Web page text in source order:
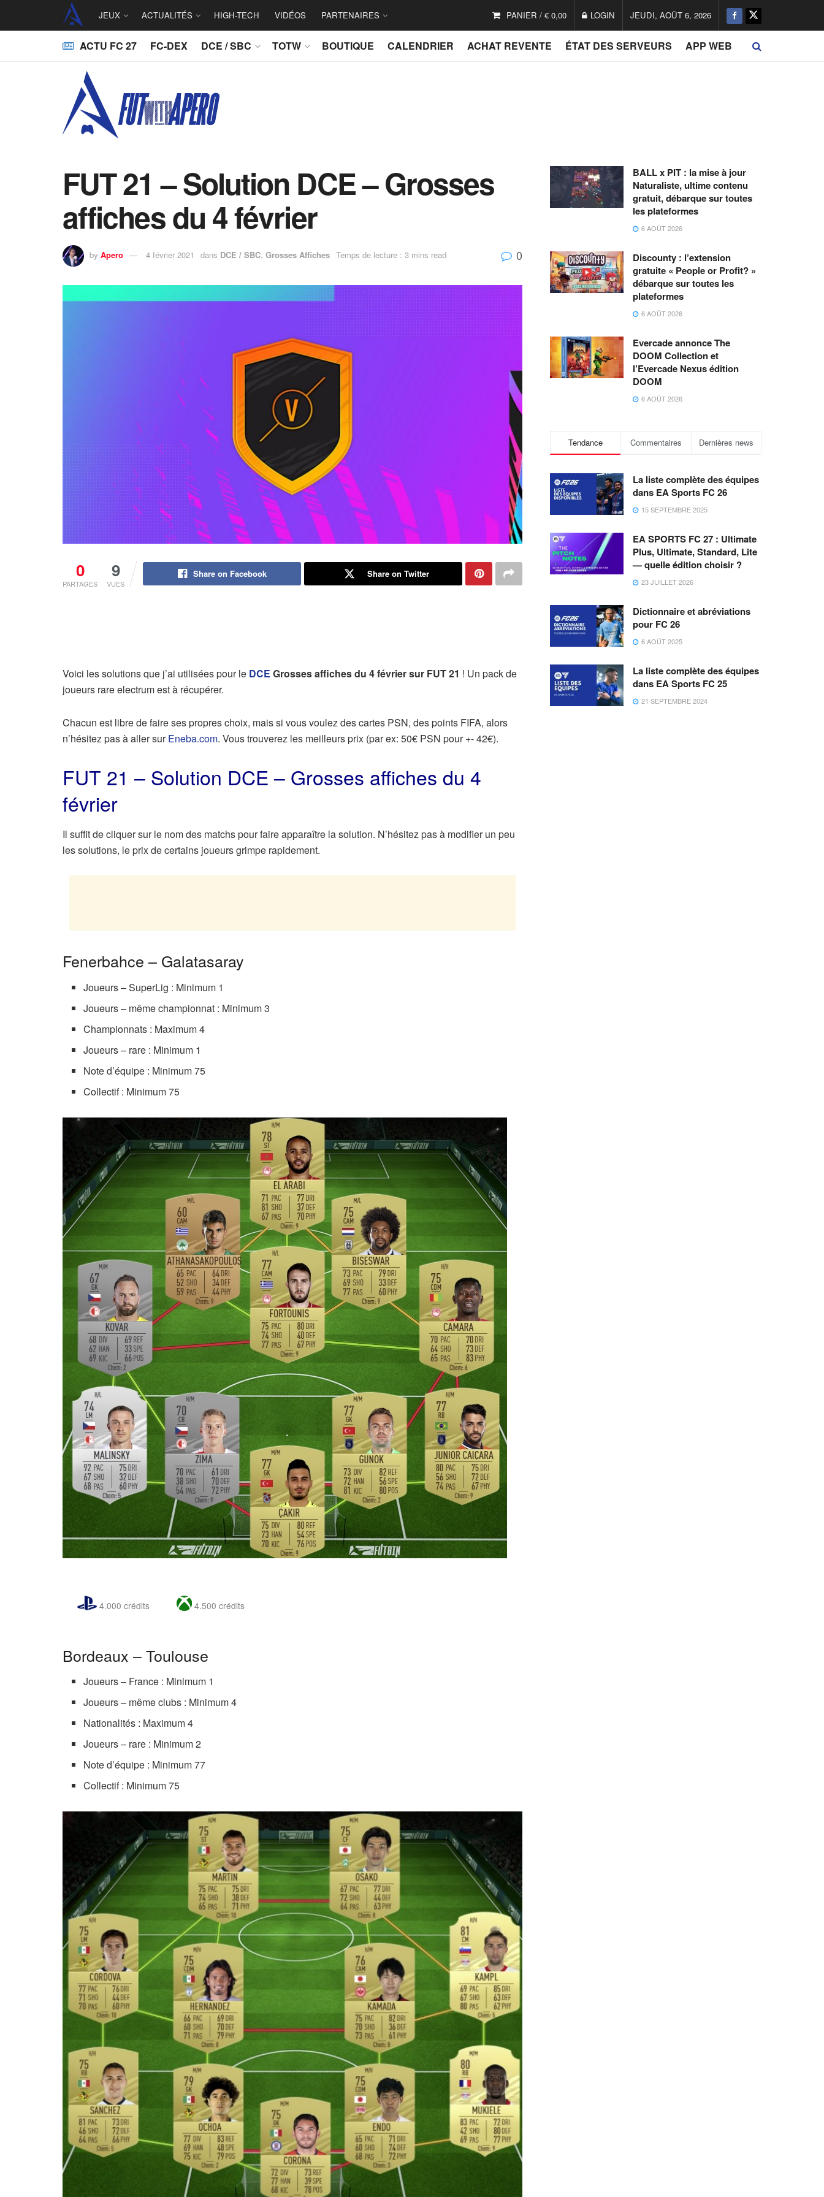
JEUX ACTUALITÉS HIGH-TECH VIDÉOS PARTENAIRES PANIER / € 0,00 LOGIN JEUDI, AOÛT 6, 2026
ACTU FC 27 FC-DEX DCE / SBC TOTW BOUTIQUE CALENDRIER ACHAT REVENTE ÉTAT DES SERVEURS APP WEB
FUT 21 – Solution DCE – Grosses
affiches du 4 février
by Apero 4 février 2021 dans DCE / SBC, Grosses Affiches Temps de lecture : 3 mins read 0
0
PARTAGES
9
VUES
Share on Facebook Share on Twitter
Voici les solutions que j’ai utilisées pour le DCE Grosses affiches du 4 février sur FUT 21 ! Un pack de
joueurs rare electrum est à récupérer.
Chacun est libre de faire ses propres choix, mais si vous voulez des cartes PSN, des points FIFA, alors
n’hésitez pas à aller surEneba.com. Vous trouverez les meilleurs prix (par ex: 50€ PSN pour +- 42€).
FUT 21 – Solution DCE – Grosses affiches du 4
février
Il suffit de cliquer sur le nom des matchs pour faire apparaître la solution. N’hésitez pas à modifier un peu
les solutions, le prix de certains joueurs grimpe rapidement.
Fenerbahce – Galatasaray
Joueurs – SuperLig : Minimum 1
Joueurs – même championnat : Minimum 3
Championnats : Maximum 4
Joueurs – rare : Minimum 1
Note d’équipe : Minimum 75
Collectif : Minimum 75
4.000 crédits 4.500 crédits
Bordeaux – Toulouse
Joueurs – France : Minimum 1
Joueurs – même clubs : Minimum 4
Nationalités : Maximum 4
Joueurs – rare : Minimum 2
Note d’équipe : Minimum 77
Collectif : Minimum 75
BALL x PIT : la mise à jour
Naturaliste, ultime contenu
gratuit, débarque sur toutes
les plateformes
6 AOÛT 2026
Discounty : l’extension
gratuite « People or Profit? »
débarque sur toutes les
plateformes
6 AOÛT 2026
Evercade annonce The
DOOM Collection et
l’Evercade Nexus édition
DOOM
6 AOÛT 2026
Tendance Commentaires Dernières news
La liste complète des équipes
dans EA Sports FC 26
15 SEPTEMBRE 2025
EA SPORTS FC 27 : Ultimate
Plus, Ultimate, Standard, Lite
— quelle édition choisir ?
23 JUILLET 2026
Dictionnaire et abréviations
pour FC 26
6 AOÛT 2025
La liste complète des équipes
dans EA Sports FC 25
21 SEPTEMBRE 2024